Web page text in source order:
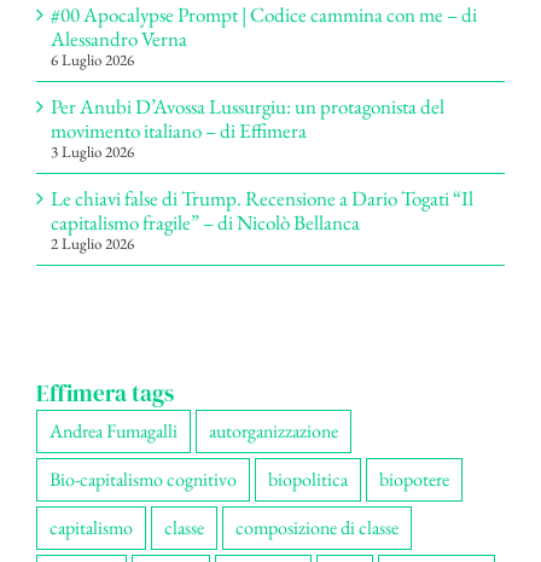
#00 Apocalypse Prompt | Codice cammina con me – di
Alessandro Verna
6 Luglio 2026
Per Anubi D’Avossa Lussurgiu: un protagonista del
movimento italiano – di Effimera
3 Luglio 2026
Le chiavi false di Trump. Recensione a Dario Togati “Il
capitalismo fragile” – di Nicolò Bellanca
2 Luglio 2026
Effimera tags
Andrea Fumagalli
autorganizzazione
Bio-capitalismo cognitivo
biopolitica
biopotere
capitalismo
classe
composizione di classe